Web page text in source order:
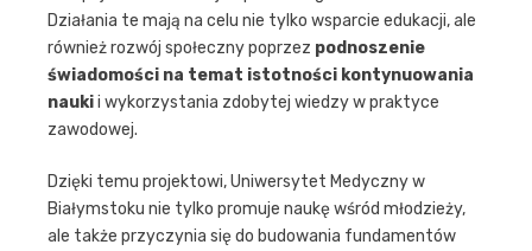
Działania te mają na celu nie tylko wsparcie edukacji, ale
również rozwój społeczny poprzez podnoszenie
świadomości na temat istotności kontynuowania
naukii wykorzystania zdobytej wiedzy w praktyce
zawodowej.
Dzięki temu projektowi, Uniwersytet Medyczny w
Białymstoku nie tylko promuje naukę wśród młodzieży,
ale także przyczynia się do budowania fundamentów